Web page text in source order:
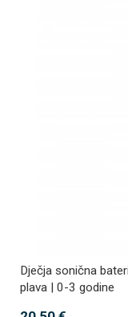
Dječja sonična
plava | 0-3 godine